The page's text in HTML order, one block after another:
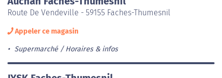
Route De Vendeville - 59155 Faches-Thumesnil
Appeler ce magasin
Supermarché Horaires & infos